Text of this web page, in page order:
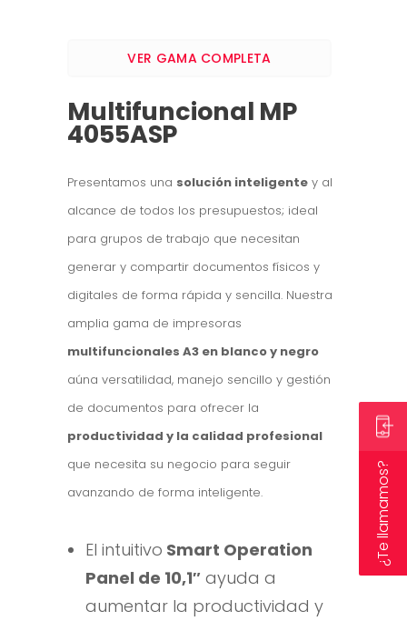
VER GAMA COMPLETA
Multifuncional MP
4055ASP
Presentamos una solución inteligente y al
alcance de todos los presupuestos; ideal
para grupos de trabajo que necesitan
generar y compartir documentos físicos y
digitales de forma rápida y sencilla. Nuestra
amplia gama de impresoras
multifuncionales A3 en blanco y negro
aúna versatilidad, manejo sencillo y gestión
de documentos para ofrecer la
productividad y la calidad profesional
que necesita su negocio para seguir
avanzando de forma inteligente.
El intuitivo Smart Operation
Panel de 10,1″ ayuda a
aumentar la productividad y
¿Te llamamos?